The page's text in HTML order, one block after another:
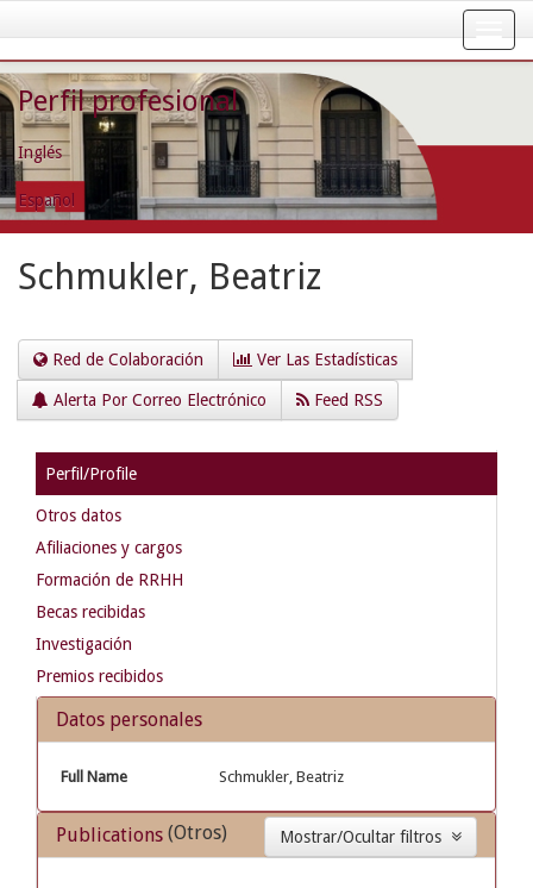
navigation
Perfil profesional
Inglés
Español
Schmukler, Beatriz
Red de Colaboración Ver Las Estadísticas
Alerta Por Correo Electrónico Feed RSS
Perfil/Profile
Otros datos
Afiliaciones y cargos
Formación de RRHH
Becas recibidas
Investigación
Premios recibidos
Datos personales
Full Name Schmukler, Beatriz
Publications (Otros)